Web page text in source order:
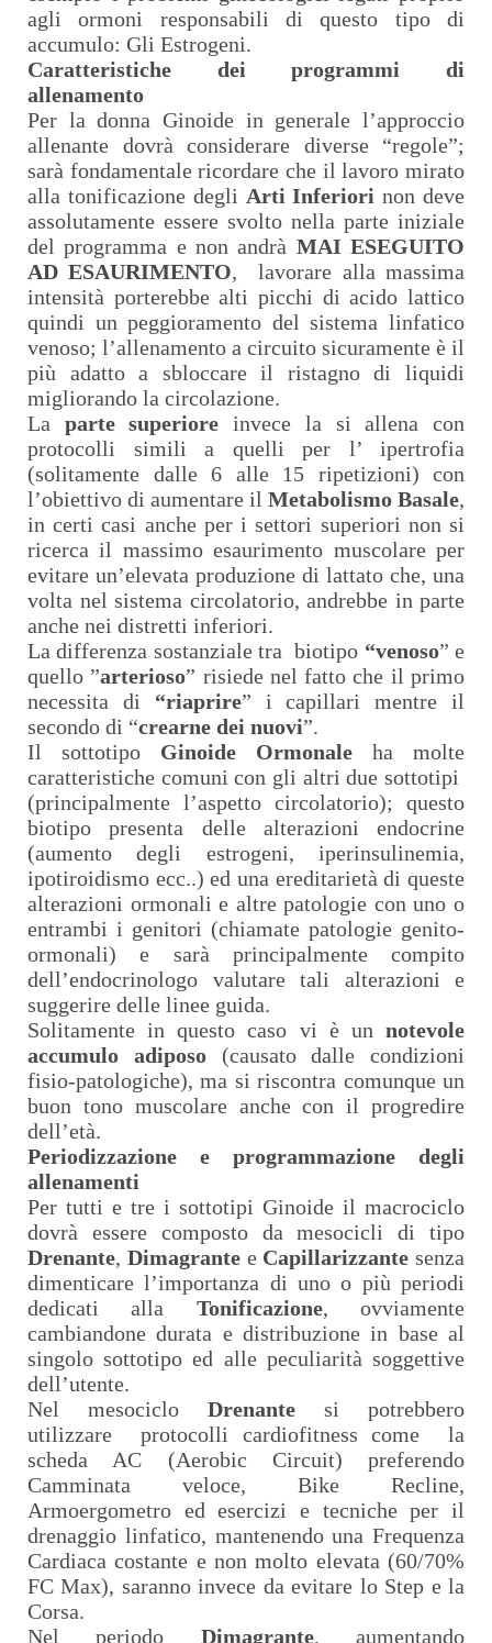
agli ormoni responsabili di questo tipo di
accumulo: Gli Estrogeni.
Caratteristiche dei programmi di
allenamento
Per la donna Ginoide in generale l’approccio
allenante dovrà considerare diverse “regole”;
sarà fondamentale ricordare che il lavoro mirato
alla tonificazione degli Arti Inferiori non deve
assolutamente essere svolto nella parte iniziale
del programma e non andrà MAI ESEGUITO
AD ESAURIMENTO,
lavorare alla massima
intensità porterebbe alti picchi di acido lattico
quindi un peggioramento del sistema linfatico
venoso; l’allenamento a circuito sicuramente è il
più adatto a sbloccare il ristagno di liquidi
migliorando la circolazione.
La parte superioreinvece la si allena con
protocolli simili a quelli per l’ ipertrofia
(solitamente dalle 6 alle 15 ripetizioni) con
l’obiettivo di aumentare il Metabolismo Basale,
in certi casi anche per i settori superiori non si
ricerca il massimo esaurimento muscolare per
evitare un’elevata produzione di lattato che, una
volta nel sistema circolatorio, andrebbe in parte
anche nei distretti inferiori.
La differenza sostanziale tra biotipo “venoso” e
quello ”arterioso” risiede nel fatto che il primo
necessita di “riaprire” i capillari mentre il
secondo di “crearne dei nuovi”.
Il sottotipo Ginoide Ormonale ha molte
caratteristiche comuni con gli altri due sottotipi
(principalmente l’aspetto circolatorio); questo
biotipo presenta delle alterazioni endocrine
(aumento degli estrogeni, iperinsulinemia,
ipotiroidismo ecc..) ed una ereditarietà di queste
alterazioni ormonali e altre patologie con uno o
entrambi i genitori (chiamate patologie genito-
ormonali) e sarà principalmente compito
dell’endocrinologo valutare tali alterazioni e
suggerire delle linee guida.
Solitamente in questo caso vi è un notevole
accumulo adiposo (causato dalle condizioni
fisio-patologiche), ma si riscontra comunque un
buon tono muscolare anche con il progredire
dell’età.
Periodizzazione e programmazione degli
allenamenti
Per tutti e tre i sottotipi Ginoide il macrociclo
dovrà essere composto da mesocicli di tipo
Drenante, Dimagrantee Capillarizzante senza
dimenticare l’importanza di uno o più periodi
dedicati alla Tonificazione, ovviamente
cambiandone durata e distribuzione in base al
singolo sottotipo ed alle peculiarità soggettive
dell’utente.
Nel mesociclo Drenante si potrebbero
utilizzare
protocolli cardiofitness come
la
scheda AC (Aerobic Circuit) preferendo
Camminata veloce, Bike Recline,
Armoergometro ed esercizi e tecniche per il
drenaggio linfatico, mantenendo una Frequenza
Cardiaca costante e non molto elevata (60/70%
FC Max), saranno invece da evitare lo Step e la
Corsa.
Nel periodo Dimagrante, aumentando